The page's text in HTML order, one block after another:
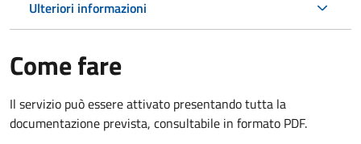
Ulteriori informazioni
Come fare
Il servizio può essere attivato presentando tutta la
documentazione prevista, consultabile in formato PDF.